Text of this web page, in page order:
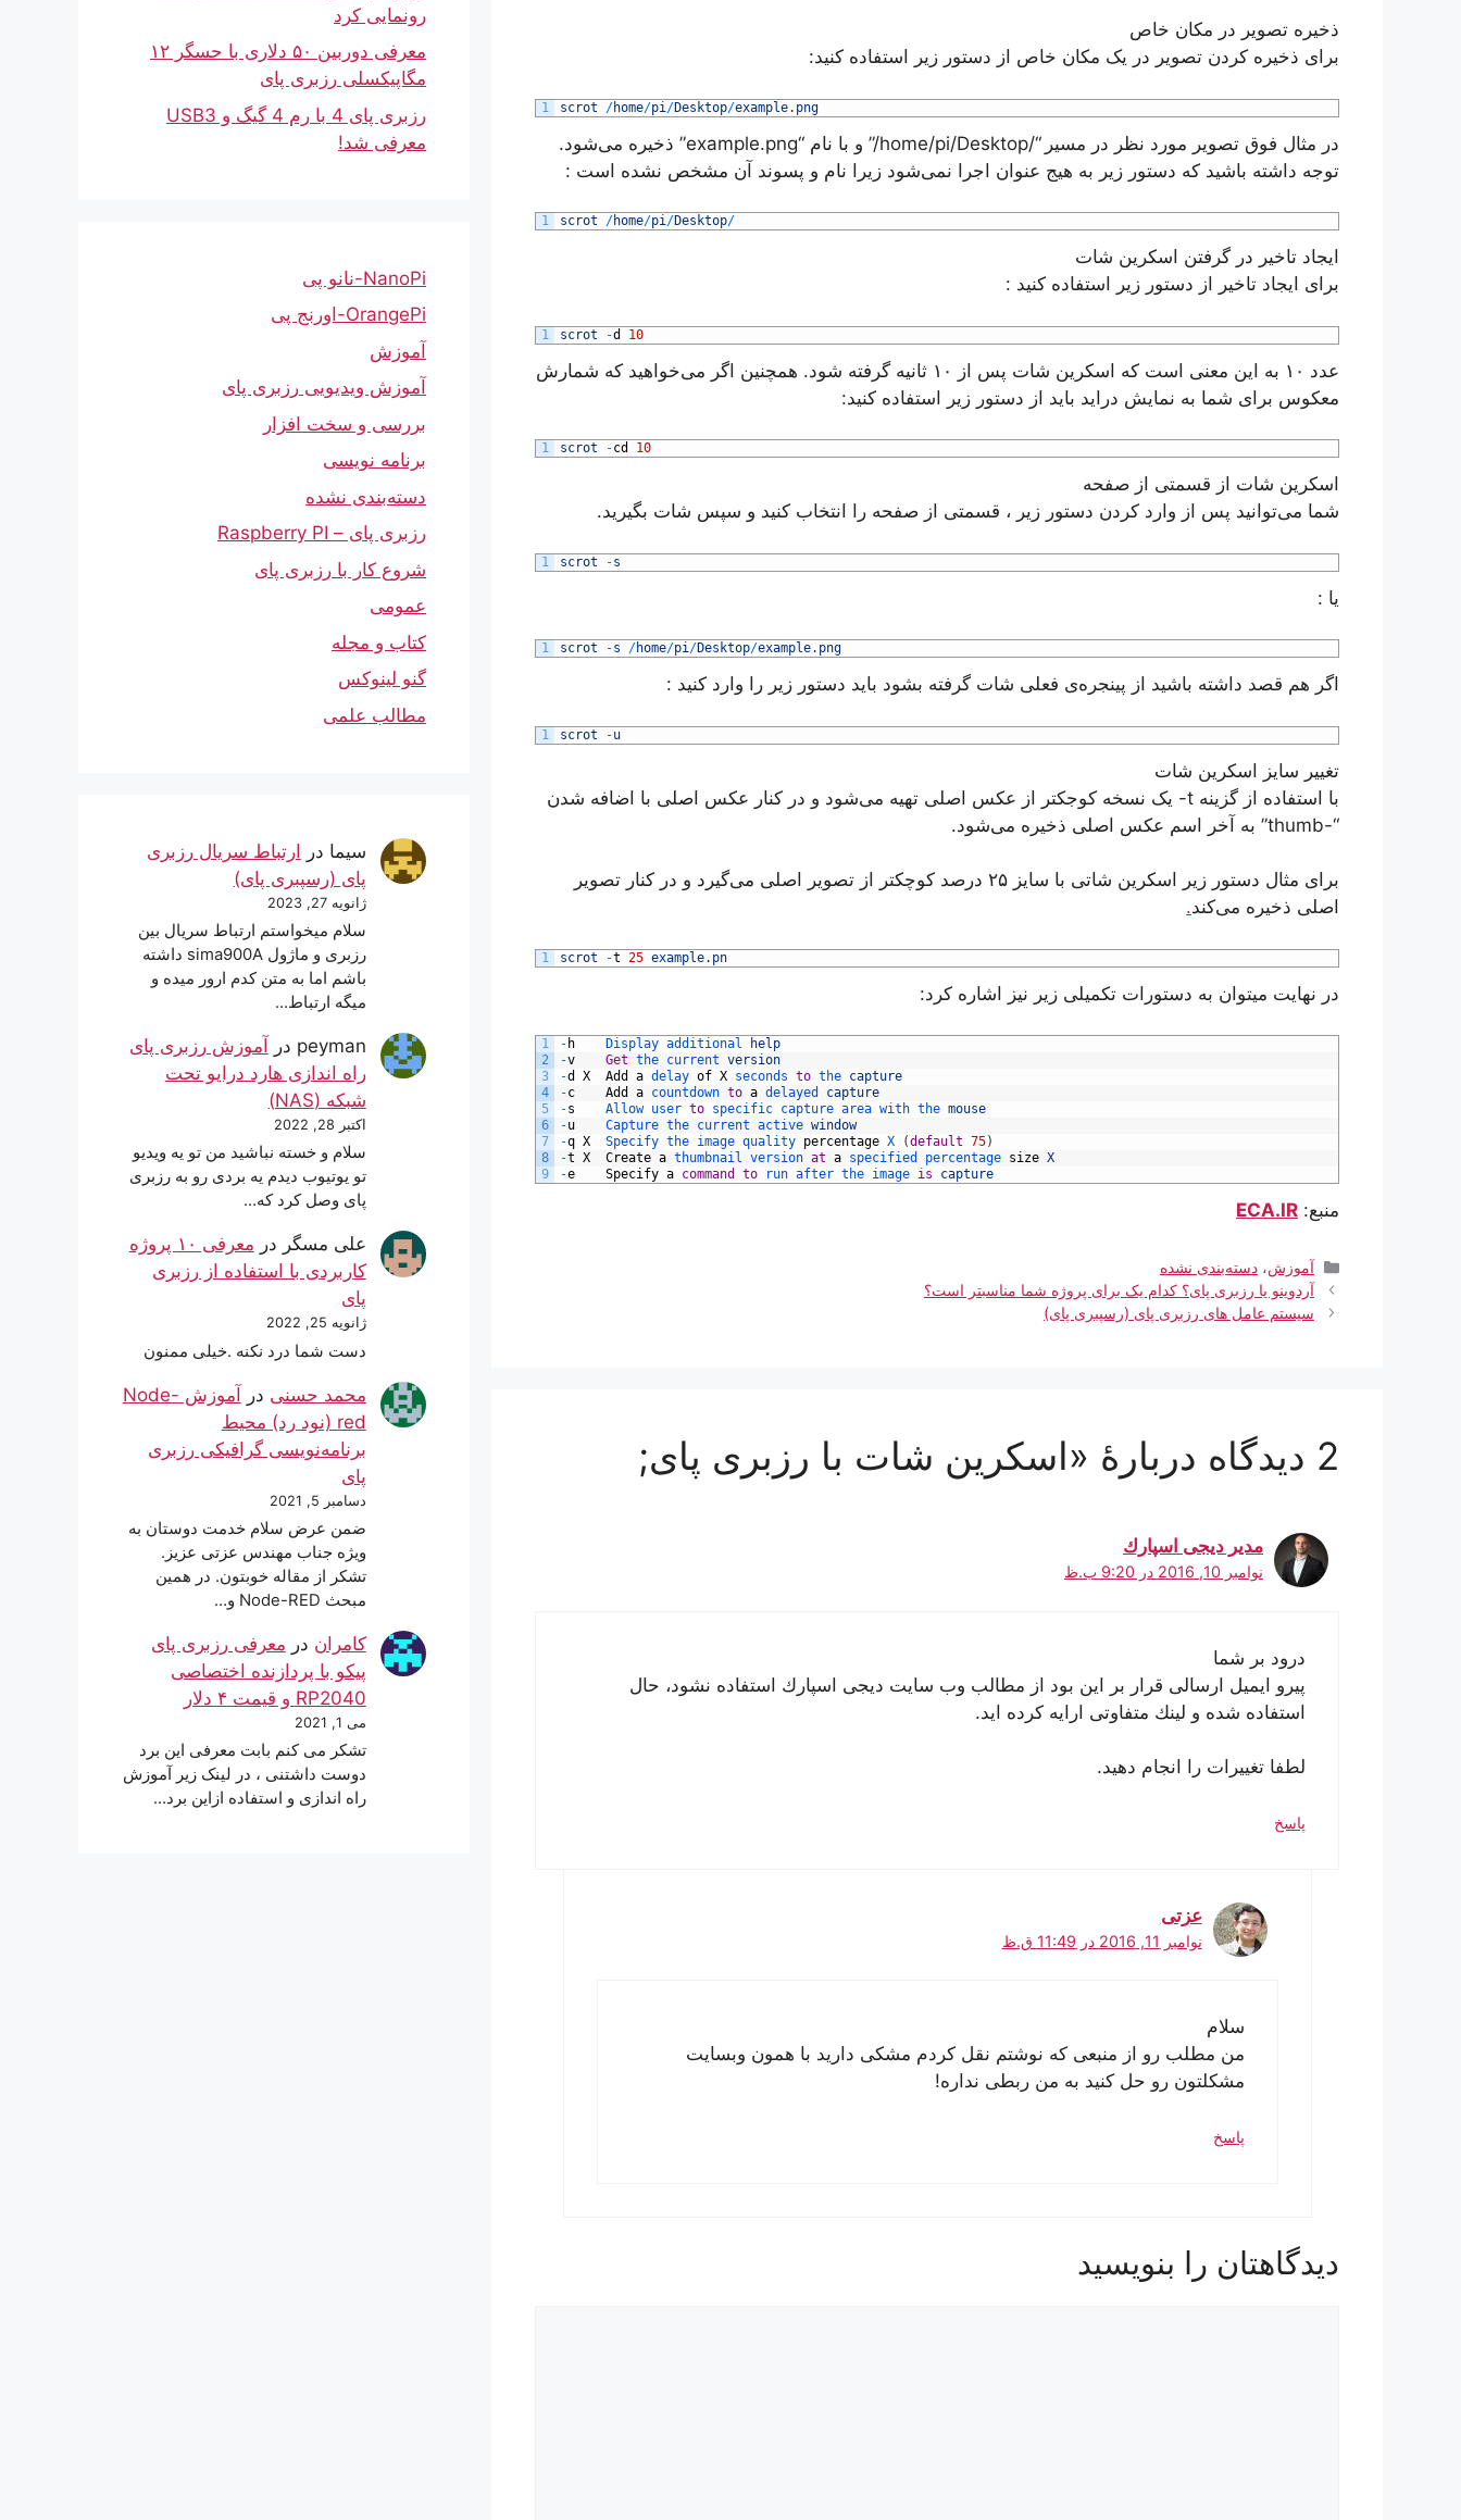
ذخیره تصویر در مکان خاص
برای ذخیره کردن تصویر در یک مکان خاص از دستور زیر استفاده کنید:
1 scrot /home/pi /Desktop/example. png
در مثال فوق تصویر مورد نظر در مسیر “/home/pi/Desktop/” و با نام “example.png” ذخیره می‌شود.
توجه داشته باشید که دستور زیر به هیج‌ عنوان اجرا نمی‌شود زیرا نام و پسوند آن مشخص نشده است :
1 scrot /home/pi/Desktop/
ایجاد تاخیر در گرفتن اسکرین شات
برای ایجاد تاخیر از دستور زیر استفاده کنید :
1 scrot -d 10
عدد ۱۰ به این معنی است که اسکرین شات پس از ۱۰ ثانیه گرفته شود. همچنین اگر می‌‌خواهید که شمارش
معکوس برای شما به نمایش در‌اید باید از دستور زیر استفاده کنید:
1 scrot -cd 10
اسکرین شات از قسمتی از صفحه
شما می‌توانید پس از وارد کردن دستور زیر ، قسمتی از صفحه را انتخاب کنید و سپس شات بگیرید.
1 scrot -s
یا :
1 scrot -s /home/pi/Desktop/example. png
اگر هم قصد داشته باشید از پینجره‌ی فعلی شات گرفته بشود باید دستور زیر را وارد کنید :
1 scrot -u
تغییر سایز اسکرین شات
با استفاده از گزینه t- یک نسخه کوجکتر از عکس اصلی تهیه می‌شود و در کنار عکس اصلی با اضافه شدن
“-thumb” به آخر اسم عکس اصلی ذخیره می‌شود.
برای مثال دستور زیر اسکرین شاتی با سایز ۲۵ درصد کوچکتر از تصویر اصلی می‌گیرد و در کنار تصویر
اصلی ذخیره می‌کند.
1 scrot -t 25 example. pn
در نهایت میتوان به دستورات تکمیلی زیر نیز اشاره کرد:
1
2
3
4
5
6
7
8
9
- h Display additional
help
-v Get the current version
-d X Add a delay of X seconds to the capture
-c Add a countdown to a delayed capture
-s Allow user to specific capture area with the mouse
-u Capture the current active window
-q X Specify the image quality percentage X (default 75)
-t X Create a thumbnail version at a specified percentage size X
-e Specify a command to run after the image is capture
منبع: ECA.IR
دسته‌ها
آموزش،دسته‌بندی نشده
آردوینو یا رزبری پای؟ کدام یک برای پروژه شما مناسبتر است؟
سیستم عامل های رزبری پای (رسپبری پای)
2 دیدگاه دربارهٔ «اسکرین شات با رزبری پای;
مدير ديجى اسپارك
نوامبر 10, 2016 در 9:20 ب.ظ
درود بر شما
پيرو ايميل ارسالى قرار بر اين بود از مطالب وب سايت ديجى اسپارك استفاده نشود، حال
استفاده شده و لينك متفاوتى ارايه كرده ايد.
لطفا تغييرات را انجام دهيد.
پاسخ
عزتی
نوامبر 11, 2016 در 11:49 ق.ظ
سلام
من مطلب رو از منبعی که نوشتم نقل کردم مشکی دارید با همون وبسایت
مشکلتون رو حل کنید به من ربطی نداره!
پاسخ
دیدگاهتان را بنویسید
رونمایی کرد
معرفی دوربین ۵۰ دلاری با حسگر ۱۲
مگاپیکسلی رزبری پای
رزبری پای 4 با رم 4 گیگ و USB3
معرفی شد!
NanoPi-نانو پی
OrangePi-اورنج پی
آموزش
آموزش ویدیویی رزبری پای
بررسی و سخت افزار
برنامه نویسی
دسته‌بندی نشده
رزبری پای – Raspberry PI
شروع کار با رزبری پای
عمومی
کتاب و مجله
گنو لینوکس
مطالب علمی
سیما در ارتباط سریال رزبری
پای (رسپبری پای)
ژانویه 27, 2023
سلام میخواستم ارتباط سریال بین
رزبری و ماژول sima900A داشته
باشم اما به متن کدم ارور میده و
میگه ارتباط…
peyman در آموزش رزبری پای
راه اندازی هارد درایو تحت
شبکه (NAS)
اکتبر 28, 2022
سلام و خسته نباشید من تو یه ویدیو
تو یوتیوب دیدم یه بردی رو به رزبری
پای وصل کرد که…
علی مسگر در
معرفی ۱۰ پروژه
کاربردی با استفاده از رزبری
پای
ژانویه 25, 2022
دست شما درد نکنه .خیلی ممنون
محمد حسنی در
آموزش Node-
red (نود رد) محیط
برنامه‌نویسی گرافیکی رزبری
پای
دسامبر 5, 2021
ضمن عرض سلام خدمت دوستان به
ویژه جناب مهندس عزتی عزیز.
تشکر از مقاله خوبتون. در همین
مبحث Node-RED و…
کامران در معرفی رزبری پای
پیکو با پردازنده اختصاصی
RP2040 و قیمت ۴ دلار
می 1, 2021
تشکر می کنم بابت معرفی این برد
دوست داشتنی ، در لینک زیر آموزش
راه اندازی و استفاده ازاین برد…